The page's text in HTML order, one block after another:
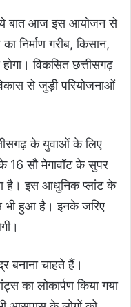
ये बात आज इस आयोजन से
निर्माण गरीब, किसान,
विकसित छत्तीसगढ़
से जुड़ी परियोजनाओं
के युवाओं के लिए
सौ मेगावॉट के सुपर
है। इस आधुनिक प्लांट के
भी हुआ है। इनके जरिए
बनाना चाहते हैं।
का लोकार्पण किया गया